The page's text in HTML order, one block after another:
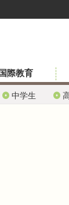
中学生
国際教育